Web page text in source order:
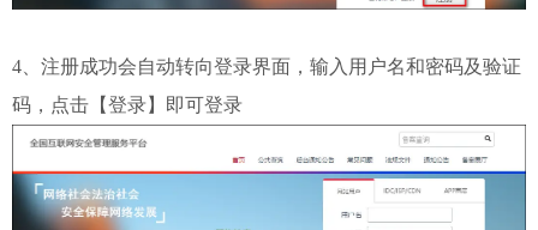
4、注册成功会自动转向登录界面，输入用户名和密码及验证
码，点击【登录】即可登录